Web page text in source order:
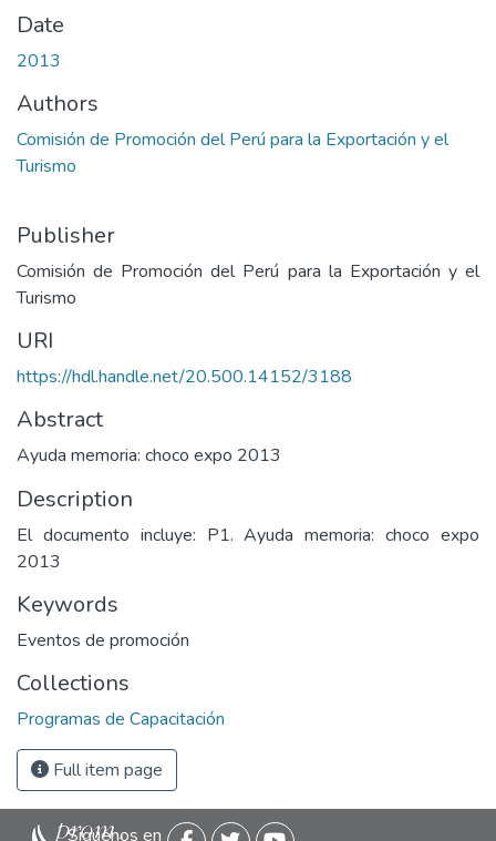
Date
2013
Authors
Comisión de Promoción del Perú para la Exportación y el
Turismo
Publisher
Comisión de Promoción del Perú para la Exportación y el
Turismo
URI
https://hdl.handle.net/20.500.14152/3188
Abstract
Ayuda memoria: choco expo 2013
Description
El documento incluye: P1. Ayuda memoria: choco expo
2013
Keywords
Eventos de promoción
Collections
Programas de Capacitación
Full item page
Siguenos en